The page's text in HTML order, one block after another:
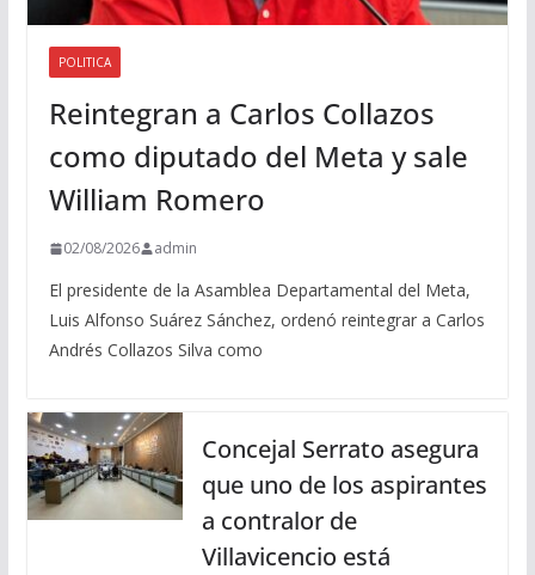
POLITICA
Reintegran a Carlos Collazos
como diputado del Meta y sale
William Romero
02/08/2026 admin
El presidente de la Asamblea Departamental del Meta,
Luis Alfonso Suárez Sánchez, ordenó reintegrar a Carlos
Andrés Collazos Silva como
Concejal Serrato asegura
que uno de los aspirantes
a contralor de
Villavicencio está